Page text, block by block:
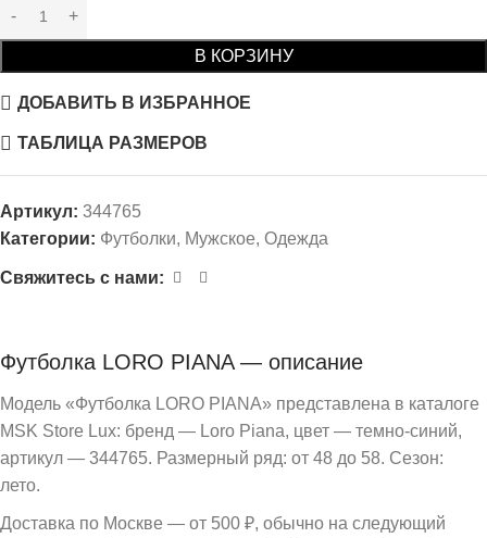
В КОРЗИНУ
ДОБАВИТЬ В ИЗБРАННОЕ
ТАБЛИЦА РАЗМЕРОВ
Артикул: 344765
Категории: Футболки, Мужское, Одежда
Свяжитесь с нами:
Футболка LORO PIANA — описание
Модель «Футболка LORO PIANA» представлена в каталоге
MSK Store Lux: бренд — Loro Piana, цвет — темно-синий,
артикул — 344765. Размерный ряд: от 48 до 58. Сезон:
лето.
Доставка по Москве — от 500 ₽, обычно на следующий